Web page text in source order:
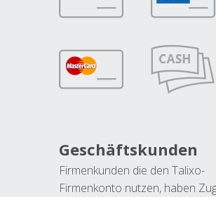
Geschäftskunden
Firmenkunden die den Talixo-
Firmenkonto nutzen, haben